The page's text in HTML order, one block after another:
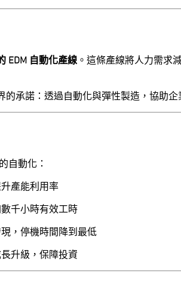
EDM 自動化產線 。這條產線將人力需求
承諾：透過自動化與彈性製造，協助企
自動化：
產能利用率
千小時有效工時
，停機時間降到最低
升級，保障投資